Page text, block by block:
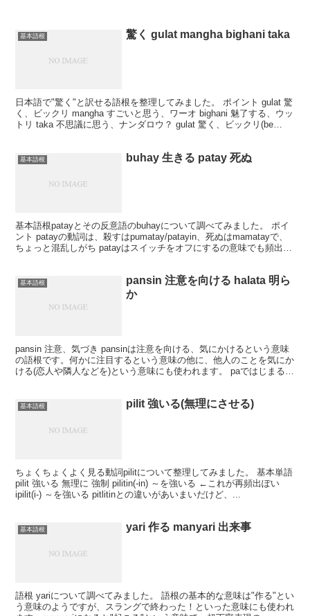
基本語根 驚く gulat mangha bighani taka
日本語で"驚く"と訳せる語根を整理してみました。 ポイント gulat 驚
く、ビックリ mangha すごいと思う、ワーオ bighani 魅了する、ウッ
トリ taka 不思議に思う、ナンダロウ？ gulat 驚く、ビックリ(be
基本語根 buhay 生きる patay 死ぬ
基本語根patayとその反意語のbuhayについて調べてみました。 ポイ
ント patayの動詞は、殺すはpumatay/patayin、死ぬはmamatayで、
ちょっと混乱しがち patayはスイッチをオフにするの意味でも頻出
基本語根
pansin 注意を向ける halata 明ら
か
pansin 注意、気づき pansinは注意を向ける、気にかけるという意味
の語根です。何かに注目するという意味の他に、他人のことを気にか
ける(恋人や隣人などを)という意味にも使われます。 paではじまる語
基本語根 pilit 強いる(無理にさせる)
ちょくちょくよく見る動詞pilitについて整理してみました。 基本単語
pilit 強いる 無理に 強制 pilitin(-in) ～を強いる ←これが再頻出ぽい
ipilit(i-) ～を強いる pitlitinとの違いがあいまいだけど、...
基本語根 yari 作る manyari 出来事
語根 yariについて調べてみました。 語根の基本的な意味は"作る"とい
う意味のようですが、スラングで終わった！といった意味にも使われ